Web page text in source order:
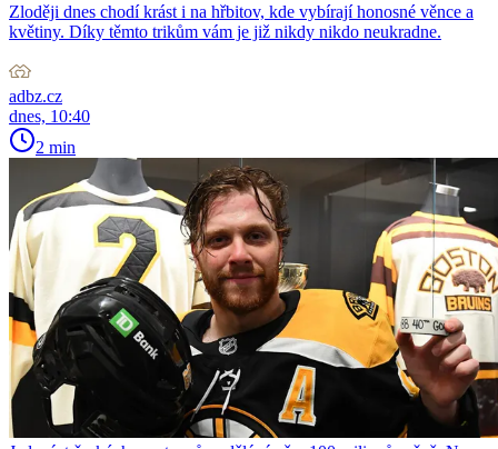
Zloději dnes chodí krást i na hřbitov, kde vybírají honosné věnce a
květiny. Díky těmto trikům vám je již nikdy nikdo neukradne.
adbz.cz
dnes, 10:40
2 min